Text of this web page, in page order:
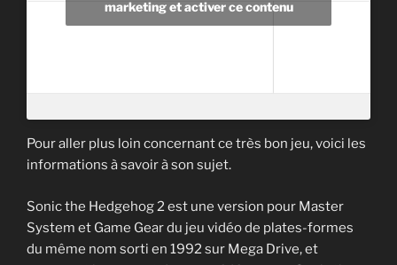
marketing et activer ce contenu
Pour aller plus loin concernant ce très bon jeu, voici les
informations à savoir à son sujet.
Sonic the Hedgehog 2 est une version pour Master
System et Game Gear du jeu vidéo de plates-formes
du même nom sorti en 1992 sur Mega Drive, et